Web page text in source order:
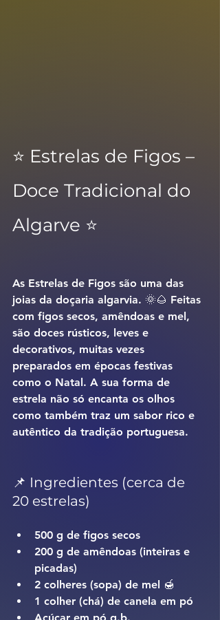
⭐️ Estrelas de Figos –
Doce Tradicional do
Algarve ⭐️
As Estrelas de Figos são uma das
joias da doçaria algarvia. 🌞🌰 Feitas
com figos secos, amêndoas e mel,
são doces rústicos, leves e
decorativos, muitas vezes
preparados em épocas festivas
como o Natal. A sua forma de
estrela não só encanta os olhos
como também traz um sabor rico e
autêntico da tradição portuguesa.
📌 Ingredientes (cerca de
20 estrelas)
500 g de figos secos
200 g de amêndoas (inteiras e
picadas)
2 colheres (sopa) de mel 🍯
1 colher (chá) de canela em pó